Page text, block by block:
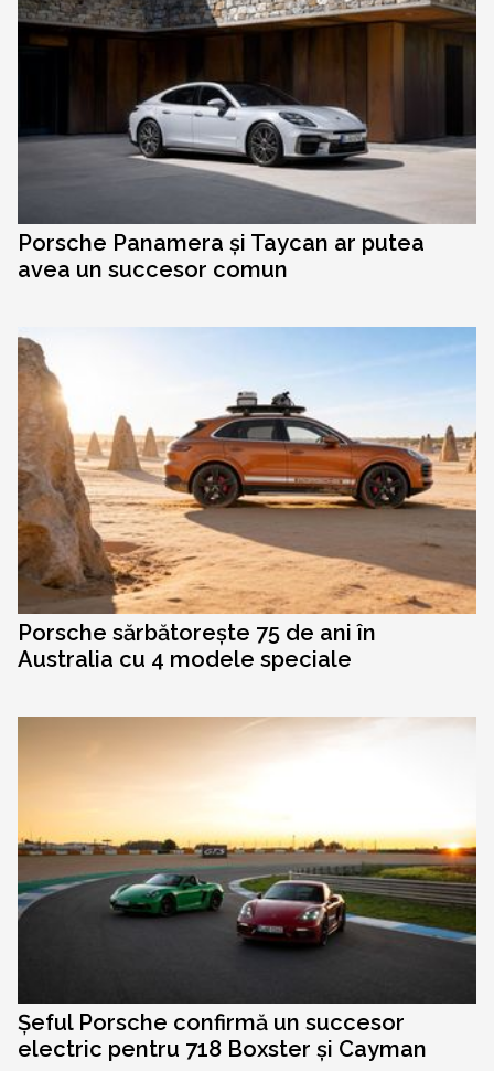
Porsche Panamera și Taycan ar putea
avea un succesor comun
Porsche sărbătorește 75 de ani în
Australia cu 4 modele speciale
Șeful Porsche confirmă un succesor
electric pentru 718 Boxster și Cayman